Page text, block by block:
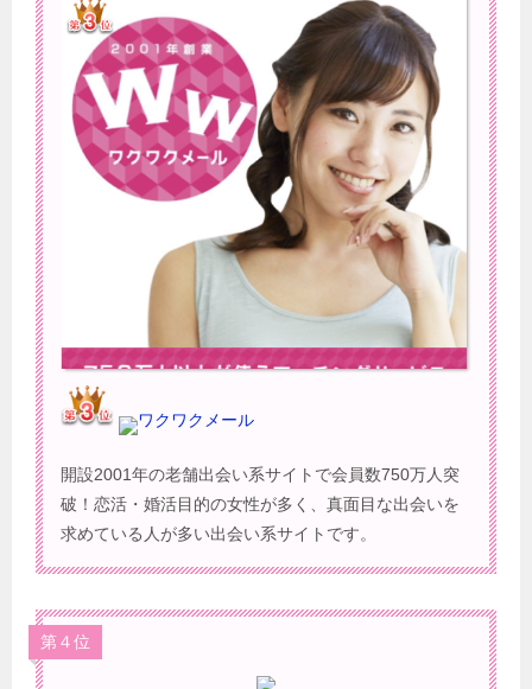
ワクワクメール
開設2001年の老舗出会い系サイトで会員数750万人突
破！恋活・婚活目的の女性が多く、真面目な出会いを
求めている人が多い出会い系サイトです。
第４位